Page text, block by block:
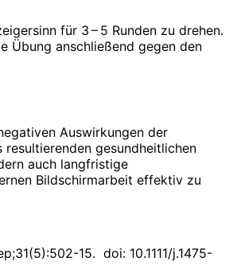
für 3 – 5 Runden zu drehen.
Übung anschließend gegen den
Auswirkungen der
gesundheitlichen
auch langfristige
Bildschirmarbeit effektiv zu
15. doi: 10.1111/j.1475-